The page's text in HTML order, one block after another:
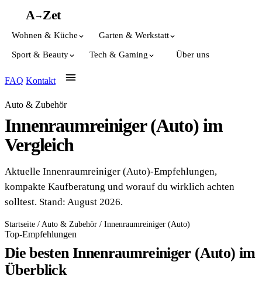
A→Zet
Wohnen & Küche Garten & Werkstatt
Sport & Beauty Tech & Gaming Über uns
FAQ Kontakt
Auto & Zubehör
Innenraumreiniger (Auto) im
Vergleich
Aktuelle Innenraumreiniger (Auto)-Empfehlungen,
kompakte Kaufberatung und worauf du wirklich achten
solltest. Stand: August 2026.
Startseite / Auto & Zubehör / Innenraumreiniger (Auto)
Top-Empfehlungen
Die besten Innenraumreiniger (Auto) im
Überblick